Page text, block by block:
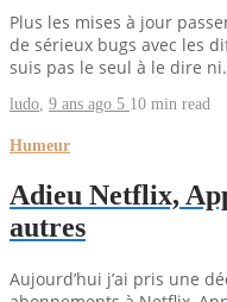
Plus les mises à jour
de sérieux bugs avec les
suis pas le seul à le dire
ludo, 9 ans ago 5 10 min read
Humeur
Adieu Netflix,
autres
Aujourd’hui j’ai pris une